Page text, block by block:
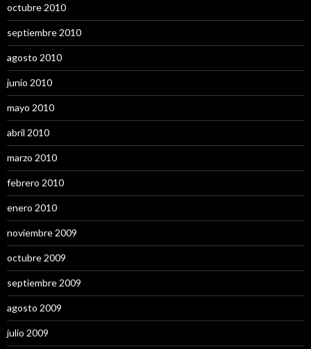
octubre 2010
septiembre 2010
agosto 2010
junio 2010
mayo 2010
abril 2010
marzo 2010
febrero 2010
enero 2010
noviembre 2009
octubre 2009
septiembre 2009
agosto 2009
julio 2009